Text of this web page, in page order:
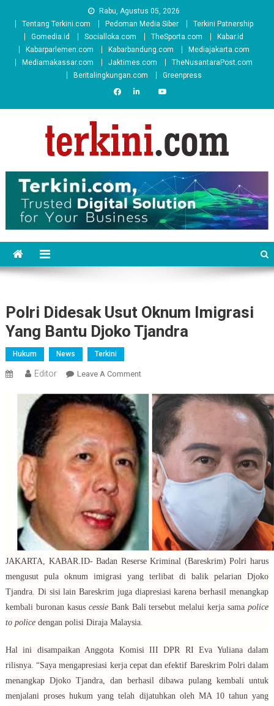
Rabu, Agustus 05, 2026
Tentang Terkini.com
Pedoman Media Siber
Terkini Patnership
Gomedia.id
Socialloka.com TheSporta.com
Kabar.id
Kabarparlemen.com
Kabarbandung.com
Mediajakarta.com
Mediamakassar.com
Jaktimes.com
TheNusantaraPost.com
Beritalingkungan.com
Greenpress
Polri Didesak Usut Oknum Imigrasi
Yang Bantu Djoko Tjandra
Hukum News Terkini
Editor Leave A CommentOn
Didesak
Usut
Oknum
Imigrasi
Yang
Bantu
Djoko
Tjandra
JAKARTA, KABAR.ID- Badan Reserse Kriminal (Bareskrim) Polri harus
mengusut pula oknum imigrasi yang terlibat di balik pelarian Djoko
Tjandra. Di sisi lain Bareskrim juga diapresiasi karena berhasil menangkap
kembali buronan kasus cessieBank Bali tersebut melalui kerja samapolice
to policedengan polisi Diraja Malaysia.
Hal ini disampaikan Anggota Komisi III DPR RI Eva Yuliana dalam
rilisnya. “Saya mengapresiasi kerja cepat dan efektif Bareskrim Polri dalam
menangkap Djoko Tjandra, dan berhasil dibawa pulang kembali untuk
menjalani proses hukum yang telah dijatuhkan oleh MA 10 tahun yang